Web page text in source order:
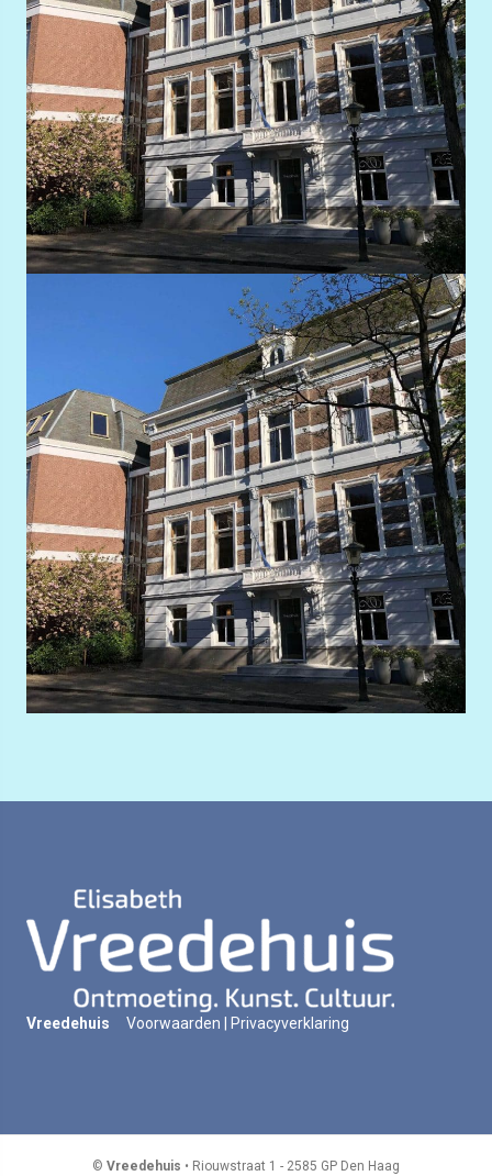
Vreedehuis Voorwaarden Privacyverklaring
© Vreedehuis • Riouwstraat 1 - 2585 GP Den Haag